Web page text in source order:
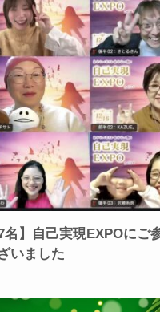
名】自己実現EXPOにご
いました